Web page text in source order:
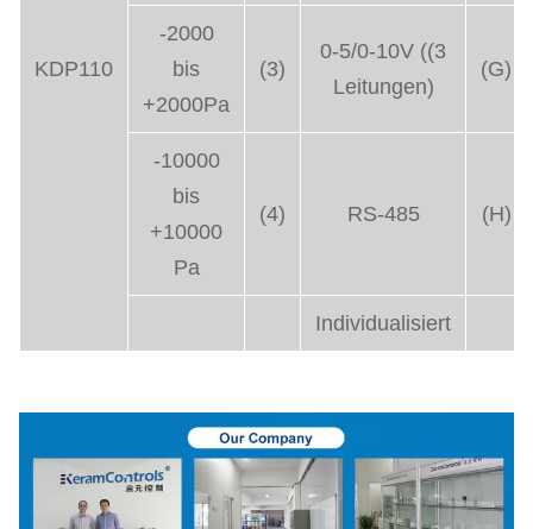
KDP110
-2000
bis
+2000Pa
(3)
0-5/0-10V ((3
Leitungen)
(G)
-10000
bis
+10000
Pa
(4) RS-485 (H)
Individualisiert